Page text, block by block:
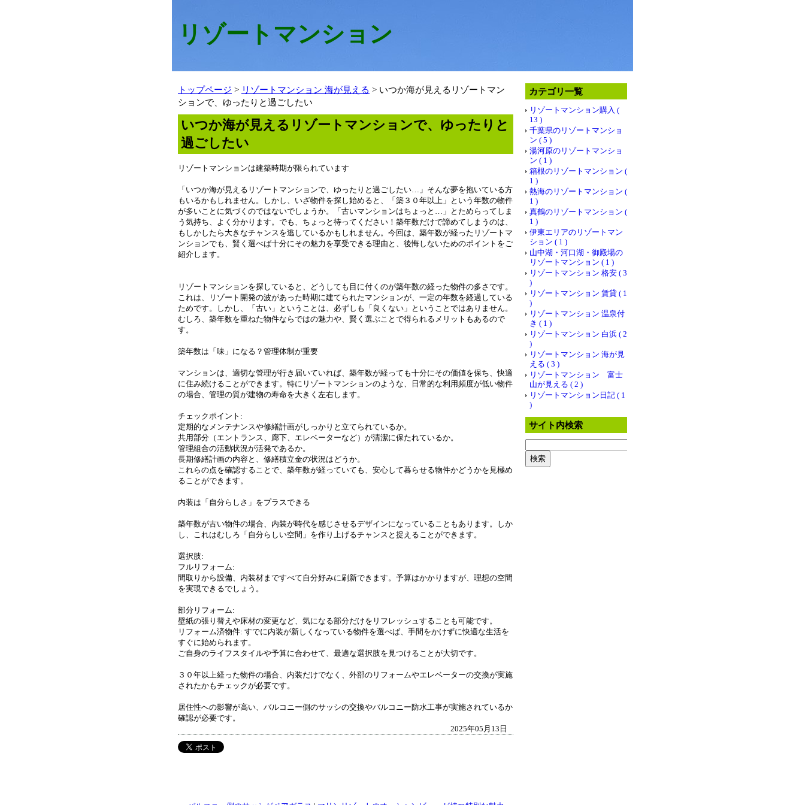
リゾートマンション
トップページ > リゾートマンション 海が見える > いつか海が見えるリゾートマン
ションで、ゆったりと過ごしたい
いつか海が見えるリゾートマンションで、ゆったりと
過ごしたい
リゾートマンションは建築時期が限られています
「いつか海が見えるリゾートマンションで、ゆったりと過ごしたい…」そんな夢を抱いている方
もいるかもしれません。しかし、いざ物件を探し始めると、「築３０年以上」という年数の物件
が多いことに気づくのではないでしょうか。「古いマンションはちょっと…」とためらってしま
う気持ち、よく分かります。でも、ちょっと待ってください！築年数だけで諦めてしまうのは、
もしかしたら大きなチャンスを逃しているかもしれません。今回は、築年数が経ったリゾートマ
ンションでも、賢く選べば十分にその魅力を享受できる理由と、後悔しないためのポイントをご
紹介します。
リゾートマンションを探していると、どうしても目に付くのが築年数の経った物件の多さです。
これは、リゾート開発の波があった時期に建てられたマンションが、一定の年数を経過している
ためです。しかし、「古い」ということは、必ずしも「良くない」ということではありません。
むしろ、築年数を重ねた物件ならではの魅力や、賢く選ぶことで得られるメリットもあるので
す。
築年数は「味」になる？管理体制が重要
マンションは、適切な管理が行き届いていれば、築年数が経っても十分にその価値を保ち、快適
に住み続けることができます。特にリゾートマンションのような、日常的な利用頻度が低い物件
の場合、管理の質が建物の寿命を大きく左右します。
チェックポイント:
定期的なメンテナンスや修繕計画がしっかりと立てられているか。
共用部分（エントランス、廊下、エレベーターなど）が清潔に保たれているか。
管理組合の活動状況が活発であるか。
長期修繕計画の内容と、修繕積立金の状況はどうか。
これらの点を確認することで、築年数が経っていても、安心して暮らせる物件かどうかを見極め
ることができます。
内装は「自分らしさ」をプラスできる
築年数が古い物件の場合、内装が時代を感じさせるデザインになっていることもあります。しか
し、これはむしろ「自分らしい空間」を作り上げるチャンスと捉えることができます。
選択肢:
フルリフォーム:
間取りから設備、内装材まですべて自分好みに刷新できます。予算はかかりますが、理想の空間
を実現できるでしょう。
部分リフォーム:
壁紙の張り替えや床材の変更など、気になる部分だけをリフレッシュすることも可能です。
リフォーム済物件: すでに内装が新しくなっている物件を選べば、手間をかけずに快適な生活を
すぐに始められます。
ご自身のライフスタイルや予算に合わせて、最適な選択肢を見つけることが大切です。
３０年以上経った物件の場合、内装だけでなく、外部のリフォームやエレベーターの交換が実施
されたかもチェックが必要です。
居住性への影響が高い、バルコニー側のサッシの交換やバルコニー防水工事が実施されているか
確認が必要です。
2025年05月13日
カテゴリ一覧
リゾートマンション購入 (
13 )
千葉県のリゾートマンショ
ン ( 5 )
湯河原のリゾートマンショ
ン ( 1 )
箱根のリゾートマンション (
1 )
熱海のリゾートマンション (
1 )
真鶴のリゾートマンション (
1 )
伊東エリアのリゾートマン
ション ( 1 )
山中湖・河口湖・御殿場の
リゾートマンション ( 1 )
リゾートマンション 格安 ( 3
)
リゾートマンション 賃貸 ( 1
)
リゾートマンション 温泉付
き ( 1 )
リゾートマンション 白浜 ( 2
)
リゾートマンション 海が見
える ( 3 )
リゾートマンション 富士
山が見える ( 2 )
リゾートマンション日記 ( 1
)
サイト内検索